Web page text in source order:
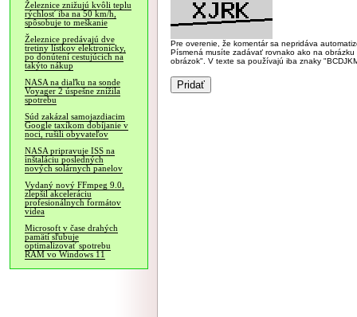
Železnice znižujú kvôli teplu
rýchlosť iba na 50 km/h,
spôsobuje to meškanie
Železnice predávajú dve
tretiny lístkov elektronicky,
po donútení cestujúcich na
takýto nákup
NASA na diaľku na sonde
Voyager 2 úspešne znížila
spotrebu
Súd zakázal samojazdiacim
Google taxíkom dobíjanie v
noci, rušili obyvateľov
NASA pripravuje ISS na
inštaláciu posledných
nových solárnych panelov
Vydaný nový FFmpeg 9.0,
zlepšil akceleráciu
profesionálnych formátov
videa
Microsoft v čase drahých
pamätí sľubuje
optimalizovať spotrebu
RAM vo Windows 11
Pre overenie, že komentár sa nepridáva
Písmená musíte zadávať rovnako ako na
obrázok". V texte sa používajú iba znaky